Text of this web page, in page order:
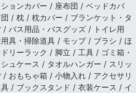
ョンカバー / 座布団 / ベッドカバ
/ 枕 / 枕カバー / ブランケット・タ
/ バス用品・バスグッズ / トイレ用
具・掃除道具 / モップ / ブラシ / ほ
リーラック / 脚立 / 工具 / ゴミ箱・
ュケース / タオルハンガー / スリッ
おもちゃ箱 / 小物入れ / アクセサリ
/ ブックスタンド / 衣装ケース / イ